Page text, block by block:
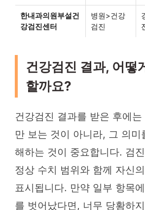
한내과의원부설건
강검진센터
병원>건강
검진
건강검진 결과, 어떻
할까요?
건강검진 결과를 받은 후에는
만 보는 것이 아니라, 그 의미
해하는 것이 중요합니다. 검
정상 수치 범위와 함께 자신
표시됩니다. 만약 일부 항목
를 벗어났다면, 너무 당황하